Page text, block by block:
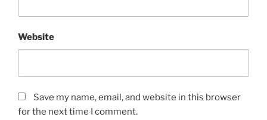
Website
Save my name, email, and website in this browser
for the next time I comment.